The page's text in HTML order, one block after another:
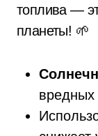
топлива —
планеты! 🌱
вредных